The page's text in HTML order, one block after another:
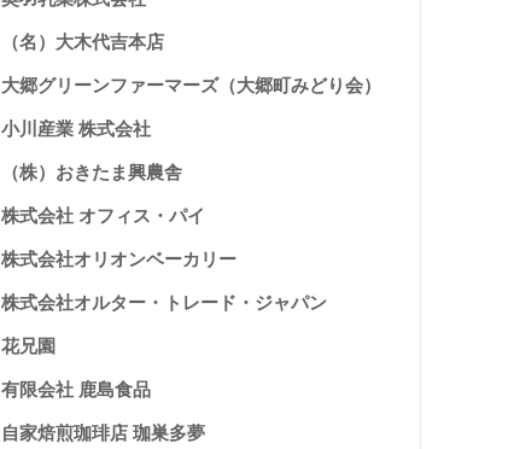
（名）大木代吉本店
大郷グリーンファーマーズ（大郷町みどり会）
小川産業 株式会社
（株）おきたま興農舎
株式会社 オフィス・パイ
株式会社オリオンベーカリー
株式会社オルター・トレード・ジャパン
花兄園
有限会社 鹿島食品
自家焙煎珈琲店 珈巣多夢